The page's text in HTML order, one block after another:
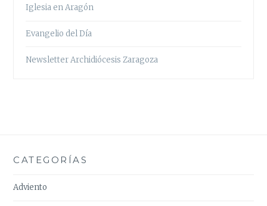
Iglesia en Aragón
Evangelio del Día
Newsletter Archidiócesis Zaragoza
CATEGORÍAS
Adviento